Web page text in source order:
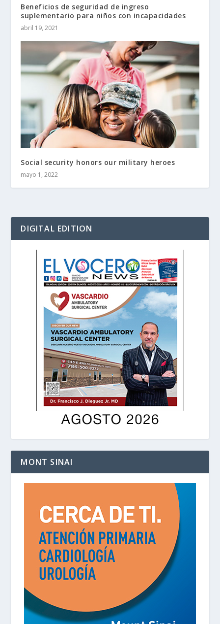
Beneficios de seguridad de ingreso
suplementario para niños con incapacidades
abril 19, 2021
Social security honors our military heroes
mayo 1, 2022
DIGITAL EDITION
MONT SINAI